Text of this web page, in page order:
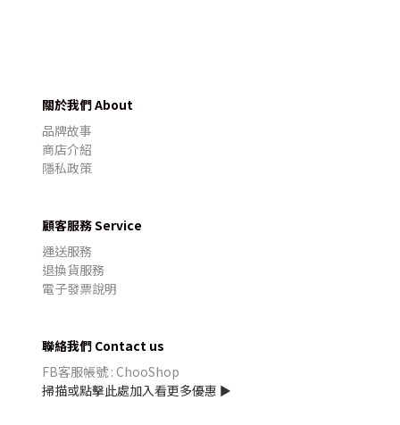
關於我們 About
品牌故事
商店介紹
隱私政策
顧客服務 Service
運送服務
退換貨服務
電子發票說明
聯絡我們 Contact us
FB客服帳號 : ChooShop
掃描或點擊此處加入看更多優惠 ►